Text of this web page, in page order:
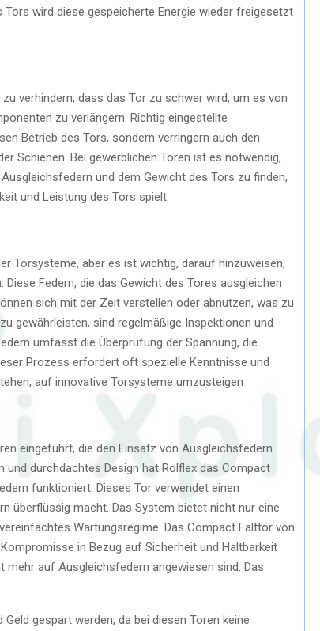
wird diese gespeicherte Energie wieder freigesetzt
verhindern, dass das Tor zu schwer wird, um es von
zu verlängern. Richtig eingestellte
Betrieb des Tors, sondern verringern auch den
Schienen. Bei gewerblichen Toren ist es notwendig,
und dem Gewicht des Tors zu finden,
und Leistung des Tors spielt.
Torsysteme, aber es ist wichtig, darauf hinzuweisen,
Federn, die das Gewicht des Tores ausgleichen
sich mit der Zeit verstellen oder abnutzen, was zu
gewährleisten, sind regelmäßige Inspektionen und
umfasst die Überprüfung der Spannung, die
Prozess erfordert oft spezielle Kenntnisse und
auf innovative Torsysteme umzusteigen
eingeführt, die den Einsatz von Ausgleichsfedern
durchdachtes Design hat Rolflex das Compact
funktioniert. Dieses Tor verwendet einen
überflüssig macht. Das System bietet nicht nur eine
Wartungsregime. Das Compact Falttor von
in Bezug auf Sicherheit und Haltbarkeit
auf Ausgleichsfedern angewiesen sind. Das
gespart werden, da bei diesen Toren keine